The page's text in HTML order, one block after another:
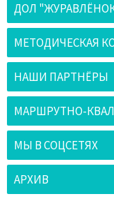
ДОЛ
МЕТОДИЧЕСКАЯ
НАШИ ПАРТНЁРЫ
МАРШРУТНО-
МЫ В СОЦСЕТЯХ
АРХИВ